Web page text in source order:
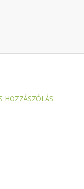
HOZZÁSZÓLÁS